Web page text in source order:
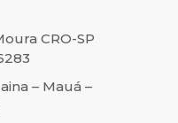
CRO-SP
– Mauá –